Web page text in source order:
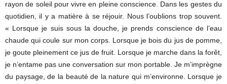
rayon de soleil pour vivre en pleine conscience. Dans les gestes du
quotidien, il y a matière à se réjouir. Nous l’oublions trop souvent.
« Lorsque je suis sous la douche, je prends conscience de l’eau
chaude qui coule sur mon corps. Lorsque je bois du jus de pomme,
je goute pleinement ce jus de fruit. Lorsque je marche dans la forêt,
je n’entame pas une conversation sur mon portable. Je m’imprègne
du paysage, de la beauté de la nature qui m’environne. Lorsque je